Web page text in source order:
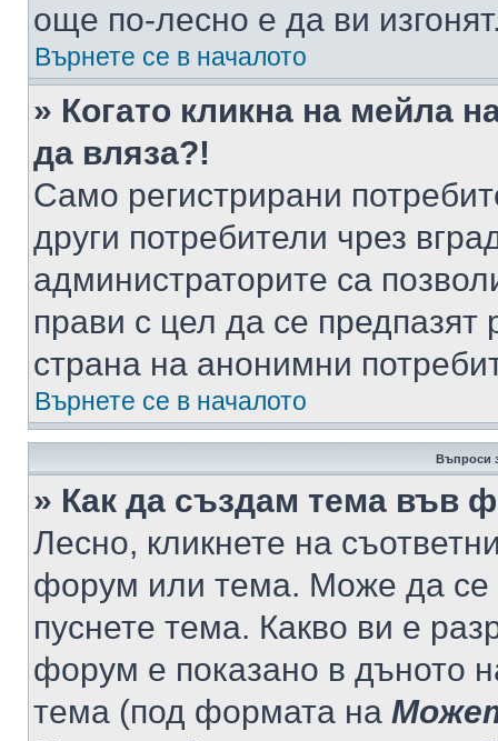
още по-лесно е да ви
Върнете се в началото
» Когато кликна на мейла
да вляза?!
Само регистрирани
други потребители чрез
администраторите са
прави с цел да се предпазят
страна на анонимни
Върнете се в началото
Въпроси
» Как да създам тема във
Лесно, кликнете на
форум или тема. Може да се
пуснете тема. Какво ви е
форум е показано в дъното
тема (под формата на